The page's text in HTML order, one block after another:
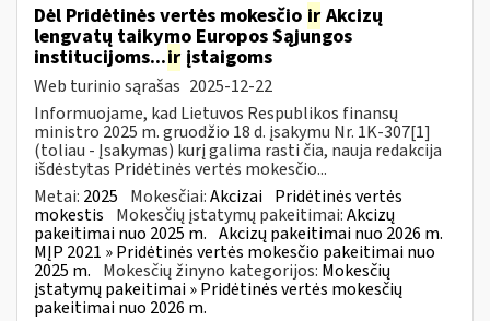
Dėl Pridėtinės vertės mokesčio ir Akcizų
lengvatų taikymo Europos Sąjungos
institucijoms...ir įstaigoms
Web turinio sąrašas 2025-12-22
Informuojame, kad Lietuvos Respublikos finansų
ministro 2025 m. gruodžio 18 d. įsakymu Nr. 1K-307[1]
(toliau - Įsakymas) kurį galima rasti čia, nauja redakcija
išdėstytas Pridėtinės vertės mokesčio...
Metai: 2025 Mokesčiai:Akcizai Pridėtinės vertės
mokestis Mokesčių įstatymų pakeitimai:Akcizų
pakeitimai nuo 2025 m. Akcizų pakeitimai nuo 2026 m.
MĮP 2021 » Pridėtinės vertės mokesčio pakeitimai nuo
2025 m. Mokesčių žinyno kategorijos: Mokesčių
įstatymų pakeitimai » Pridėtinės vertės mokesčių
pakeitimai nuo 2026 m.